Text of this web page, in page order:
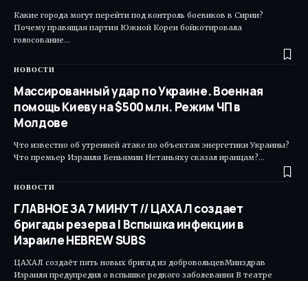
Какие города могут перейти под контроль боевиков в Сирии?
Почему правящая партия Южной Кореи бойкотировала
голосование…
НОВОСТИ
Массированный удар по Украине. Военная
помощь Киеву на $500 млн. Режим ЧП в
Молдове
Что известно об утренней атаке по объектам энергетики Украины?
Что премьер Израиля Беньямин Нетаньяху сказал иранцам?…
НОВОСТИ
ГЛАВНОЕ ЗА 7 МИНУТ // ЦАХАЛ создает
бригады резерва | Вспышка инфекции в
Израиле HEBREW SUBS
ЦАХАЛ создаёт пять новых бригад из добровольцевМинздрав
Израиля предупредил о вспышке редкого заболевания В театре